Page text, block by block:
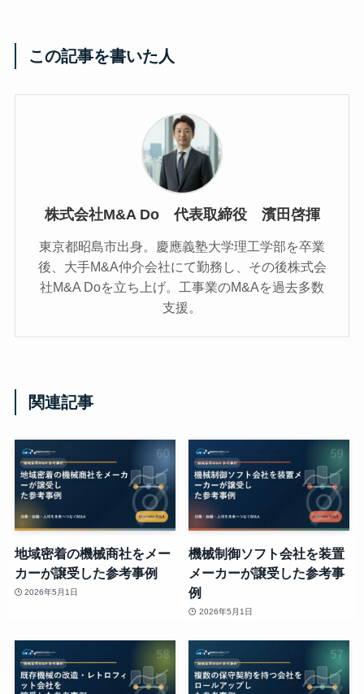
この記事を書いた人
株式会社M&A Do 代表取締役 濱田啓揮
東京都昭島市出身。慶應義塾大学理工学部を卒業
後、大手M&A仲介会社にて勤務し、その後株式会
社M&A Doを立ち上げ。工事業のM&Aを過去多数
支援。
関連記事
地域密着の機械商社をメー
カーが譲受した参考事例
2026年5月1日
機械制御ソフト会社を装置
メーカーが譲受した参考事
例
2026年5月1日